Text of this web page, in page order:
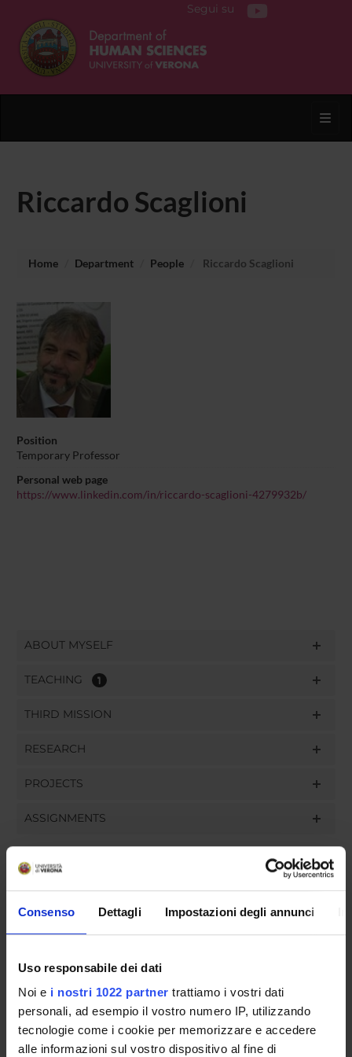
Consenso Dettagli Impostazioni degli annunci
Uso responsabile dei dati
Noi e i nostri 1022 partner trattiamo i vostri dati
personali, ad esempio il vostro numero IP, utilizzando
tecnologie come i cookie per memorizzare e accedere
alle informazioni sul vostro dispositivo al fine di
Segui su
Riccardo Scaglioni
Home Department People Riccardo Scaglioni
Position
Temporary Professor
Personal web page
https://www.linkedin.com/in/riccardo-scaglioni-4279932b/
ABOUT MYSELF
TEACHING 1
THIRD MISSION
RESEARCH
PROJECTS
ASSIGNMENTS
GOVERNANCE
COMMITTEES
DEPARTMENT ADMINISTRATION OFFICES
STUDENT ADMINISTRATION OFFICES